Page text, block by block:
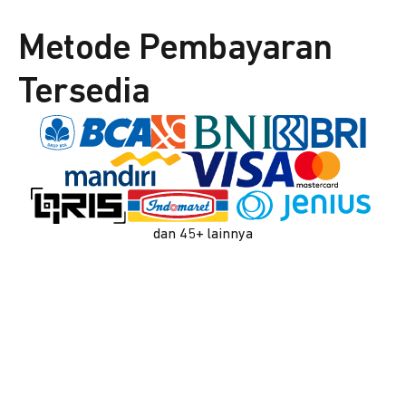
Metode Pembayaran
Tersedia
dan 45+ lainnya